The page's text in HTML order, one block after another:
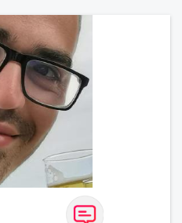
l’avenir nous guider